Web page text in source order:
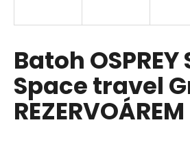
Batoh OSPREY
Space travel
REZERVOÁREM
í
t
?